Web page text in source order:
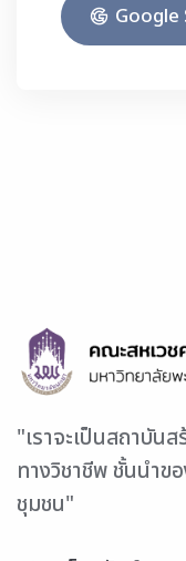
Google
"เราจะเป็นสถาบัน
ทางวิชาชีพ ชั้นนำข
ชุมชน"